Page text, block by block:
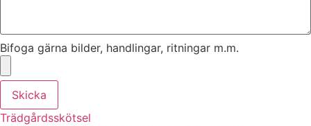
Bifoga gärna bilder, handlingar, ritningar m.m.
Skicka
Trädgårdsskötsel